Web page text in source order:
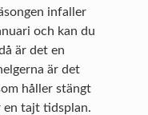
infaller
och kan du
är det en
är det
håller stängt
en tajt tidsplan.